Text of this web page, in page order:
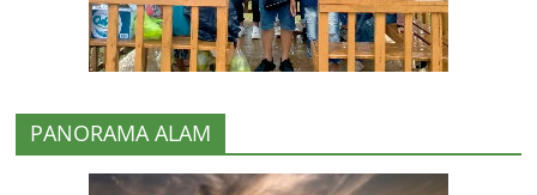
PANORAMA ALAM